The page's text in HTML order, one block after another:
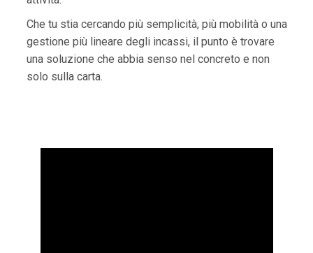
Che tu stia cercando più semplicità, più mobilità o una
gestione più lineare degli incassi, il punto è trovare
una soluzione che abbia senso nel concreto e non
solo sulla carta.